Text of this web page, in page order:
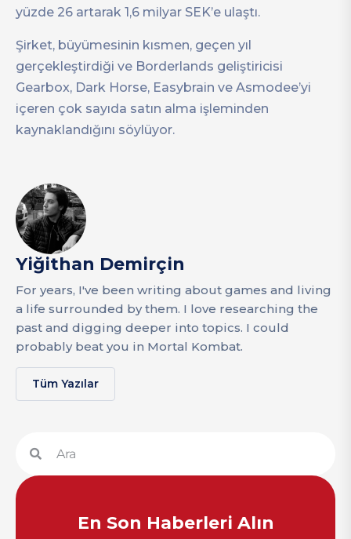
yüzde 26 artarak 1,6 milyar SEK’e ulaştı.
Şirket, büyümesinin kısmen, geçen yıl
gerçekleştirdiği ve Borderlands geliştiricisi
Gearbox, Dark Horse, Easybrain ve Asmodee’yi
içeren çok sayıda satın alma işleminden
kaynaklandığını söylüyor.
Yiğithan Demirçin
For years, I've been writing about games and living
a life surrounded by them. I love researching the
past and digging deeper into topics. I could
probably beat you in Mortal Kombat.
Tüm Yazılar
En Son Haberleri Alın